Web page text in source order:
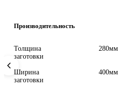
Производительность
Толщина
заготовки
280мм
Ширина
заготовки
400мм